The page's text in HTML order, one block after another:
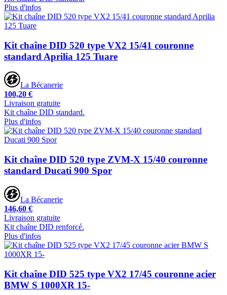
Plus d'infos
Kit chaîne DID 520 type VX2 15/41 couronne
standard Aprilia 125 Tuare
La Bécanerie
100,20 €
Livraison gratuite
Kit chaîne DID standard.
Plus d'infos
Kit chaîne DID 520 type ZVM-X 15/40 couronne
standard Ducati 900 Spor
La Bécanerie
146,60 €
Livraison gratuite
Kit chaîne DID renforcé.
Plus d'infos
Kit chaîne DID 525 type VX2 17/45 couronne acier
BMW S 1000XR 15-